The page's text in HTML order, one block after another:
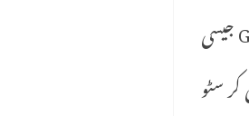
گہری دلچسپی ظاہر کی۔رالف رسل اور خورشید الاسلام نے Three Mughal PoetsاورGhalib life and Letters جیسی
سٹو